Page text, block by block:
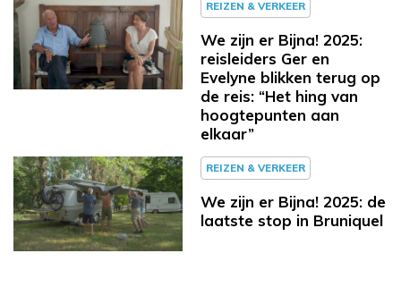
REIZEN & VERKEER
We zijn er Bijna! 2025:
reisleiders Ger en
Evelyne blikken terug op
de reis: “Het hing van
hoogtepunten aan
elkaar”
REIZEN & VERKEER
We zijn er Bijna! 2025: de
laatste stop in Bruniquel